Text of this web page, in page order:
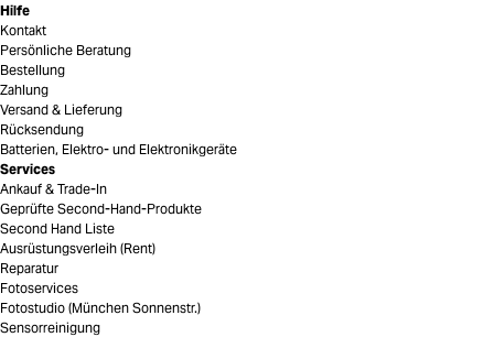
Hilfe
Kontakt
Persönliche Beratung
Bestellung
Zahlung
Versand & Lieferung
Rücksendung
Batterien, Elektro- und Elektronikgeräte
Services
Ankauf & Trade-In
Geprüfte Second-Hand-Produkte
Second Hand Liste
Ausrüstungsverleih (Rent)
Reparatur
Fotoservices
Fotostudio (München Sonnenstr.)
Sensorreinigung